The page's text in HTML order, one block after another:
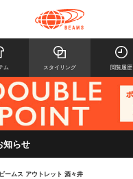
ム スタイリング 閲覧履歴
知らせ
ビームス アウトレット 酒々井